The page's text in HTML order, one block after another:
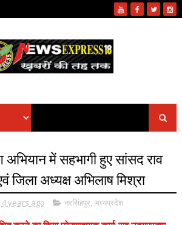
अभियान में सहभागी हुए सांसद राव
जिला अध्यक्ष अभिलाष मिश्रा
4 years ago नरसिंहपुर, मध्यप्रदेश